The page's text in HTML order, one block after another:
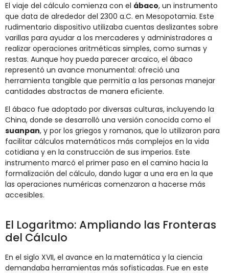
El viaje del cálculo comienza con el ábaco, un instrumento
que data de alrededor del 2300 a.C. en Mesopotamia. Este
rudimentario dispositivo utilizaba cuentas deslizantes sobre
varillas para ayudar a los mercaderes y administradores a
realizar operaciones aritméticas simples, como sumas y
restas. Aunque hoy pueda parecer arcaico, el ábaco
representó un avance monumental: ofreció una
herramienta tangible que permitía a las personas manejar
cantidades abstractas de manera eficiente.
El ábaco fue adoptado por diversas culturas, incluyendo la
China, donde se desarrolló una versión conocida como el
suanpan, y por los griegos y romanos, que lo utilizaron para
facilitar cálculos matemáticos más complejos en la vida
cotidiana y en la construcción de sus imperios. Este
instrumento marcó el primer paso en el camino hacia la
formalización del cálculo, dando lugar a una era en la que
las operaciones numéricas comenzaron a hacerse más
accesibles.
El Logaritmo: Ampliando las Fronteras
del Cálculo
En el siglo XVII, el avance en la matemática y la ciencia
demandaba herramientas más sofisticadas. Fue en este